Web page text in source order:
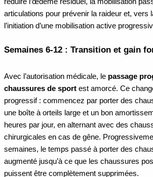
articulations pour prévenir la raideur et, vers
l’initiation d’une mobilisation active
Semaines 6-12 : Transition et gain
Avec l’autorisation médicale, le passage
chaussures de sport est amorcé. Ce
progressif : commencez par porter des
une boîte à orteils large et un bon
heures par jour, en alternant avec des
chirurgicales en cas de gêne.
semaines, le temps passé à porter des
augmenté jusqu’à ce que les chaussures
puissent être complètement supprimées.